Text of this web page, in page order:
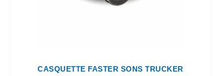
CASQUETTE FASTER SONS TRUCKER